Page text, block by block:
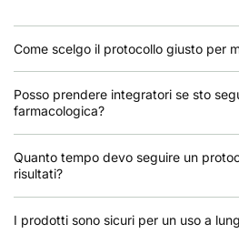
Come scelgo il protocollo giusto per
Posso prendere integratori se sto
farmacologica?
Quanto tempo devo seguire un
risultati?
I prodotti sono sicuri per un uso a